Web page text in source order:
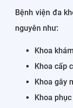
Bệnh viện đa
nguyên như:
Khoa
Khoa cấp
Khoa gây
Khoa